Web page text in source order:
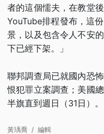
者的這個懦夫，在教堂
YouTube排程發布，這
景，以及包含令人不安
下已經下架。」
聯邦調查局已就國內恐
恨犯罪立案調查；美國
半旗直到週日（31日）。
黃瑀喬 / 編輯